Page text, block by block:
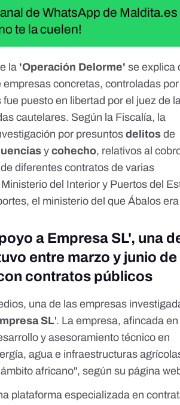
de WhatsApp de Maldita.es
te la cuelen!
la 'Operación Delorme' se explica
concretas, controladas por
fue puesto en libertad por el juez de
cautelares. Según la Fiscalía, la
por presuntosdelitos de
ycohecho, relativos al
diferentes contratos de varias
del Interior y Puertos del
el ministerio del que Ábalos era
a Empresa SL', una
entre marzo y junio de
contratos públicos
una de las empresas
SL'. La empresa, afincada en
y asesoramiento técnico en
agua e infraestructuras
africano", según su página
plataforma especializada en